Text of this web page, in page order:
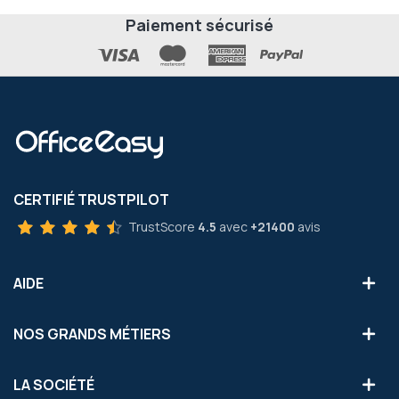
Paiement sécurisé
CERTIFIÉ TRUSTPILOT
TrustScore 4.5 avec +21400 avis
AIDE
NOS GRANDS MÉTIERS
LA SOCIÉTÉ